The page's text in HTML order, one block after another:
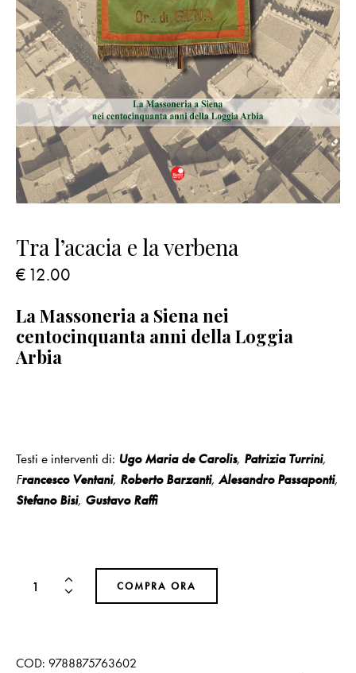
Tra l’acacia e la verbena
€ 12.00
La Massoneria a Siena nei
centocinquanta anni della Loggia
Arbia
Testi e interventi di: Ugo Maria de Carolis, Patrizia Turrini,
Francesco Ventani, Roberto Barzanti, Alesandro Passaponti,
Stefano Bisi, Gustavo Raffi
COMPRA ORA
COD: 9788875763602